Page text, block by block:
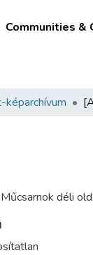
Communities &
képarchívum
déli